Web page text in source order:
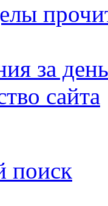
за день
сайта
поиск